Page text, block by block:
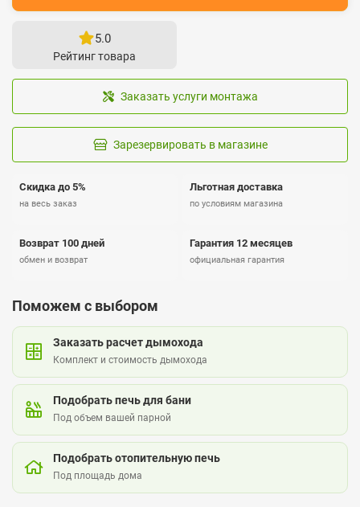
5.0
Рейтинг товара
Заказать услуги монтажа
Зарезервировать в магазине
Скидка до 5%
на весь заказ
Льготная доставка
по условиям магазина
Возврат 100 дней
обмен и возврат
Гарантия 12 месяцев
официальная гарантия
Поможем с выбором
Заказать расчет дымохода
Комплект и стоимость дымохода
Подобрать печь для бани
Под объем вашей парной
Подобрать отопительную печь
Под площадь дома